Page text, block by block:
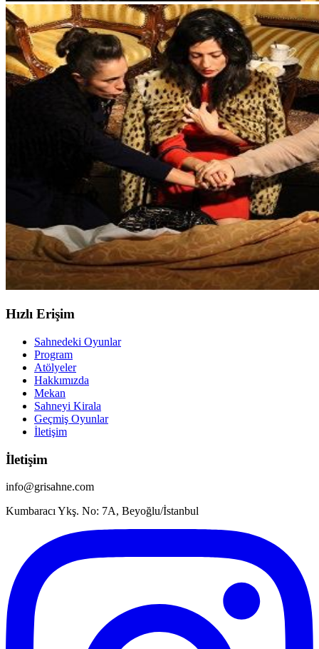
Hızlı Erişim
Sahnedeki Oyunlar
Program
Atölyeler
Hakkımızda
Mekan
Sahneyi Kirala
Geçmiş Oyunlar
İletişim
İletişim
info@grisahne.com
Kumbaracı Ykş. No: 7A, Beyoğlu/İstanbul